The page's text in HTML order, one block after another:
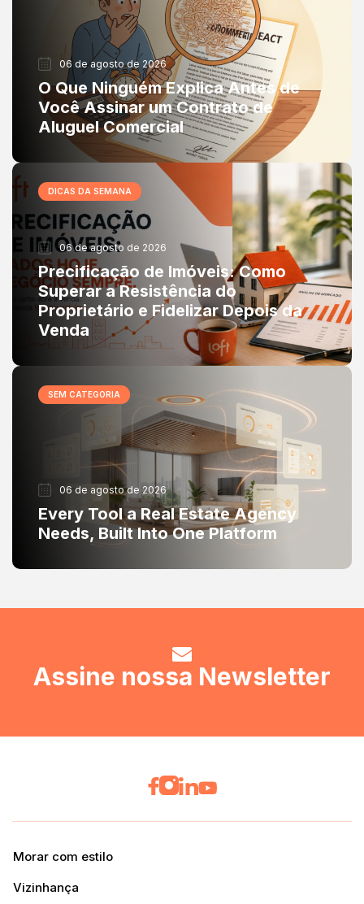
06 de agosto de 2026
O Que Ninguém Explica Antes de
Você Assinar um Contrato de
Aluguel Comercial
DICAS DA SEMANA
06 de agosto de 2026
Precificação de Imóveis: Como
Superar a Resistência do
Proprietário e Fidelizar Depois da
Venda
SEM CATEGORIA
06 de agosto de 2026
Every Tool a Real Estate Agency
Needs, Built Into One Platform
Assine nossa Newsletter
Morar com estilo
Vizinhança